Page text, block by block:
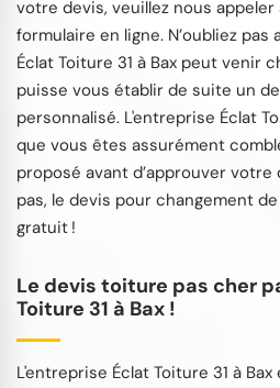
votre devis, veuillez nous
formulaire en ligne. N’oubliez
Éclat Toiture 31 à Bax peut venir
puisse vous établir de suite un
personnalisé. L'entreprise Éclat
que vous êtes assurément
proposé avant d’approuver
pas, le devis pour changement
gratuit !
Le devis toiture pas cher
Toiture 31 à Bax !
L'entreprise Éclat Toiture 31 à